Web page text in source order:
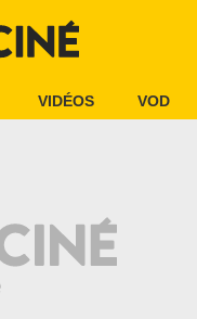
VIDÉOS VOD